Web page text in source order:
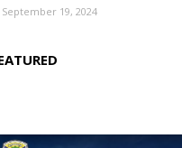
September 19, 2024